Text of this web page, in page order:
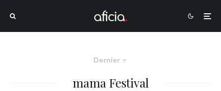
Dernier
mama Festival